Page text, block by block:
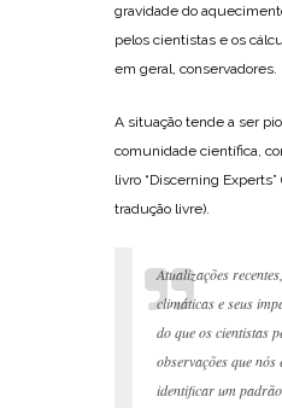
gravidade do
pelos cientistas e os
em geral, conservadores.
A situação tende a ser
comunidade científica,
livro “Discerning Experts”
tradução livre).
Atualizações
climáticas e seus
do que os cientistas
observações que
identificar um